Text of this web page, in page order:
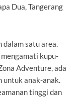
Dua, Tangerang
dalam satu area.
kupu-
Adventure, ada
untuk anak-anak.
tinggi dan